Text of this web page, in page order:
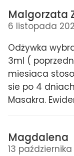
Malgorzata
6 listopada
Odżywka
3ml (
miesiaca
sie po 4
Masakra.
Magdalena
13 października